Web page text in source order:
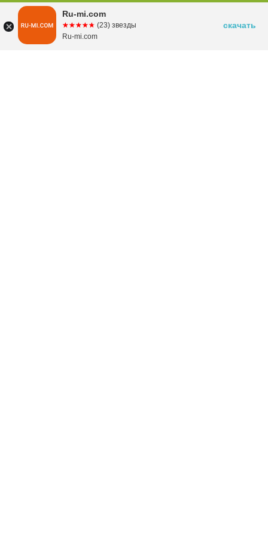
Ru-mi.com
☆☆☆☆☆
★★★★★ (23) звезды
Ru-mi.com
скачать